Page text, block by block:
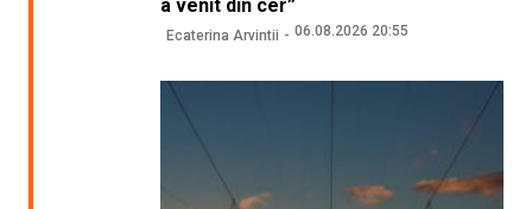
a venit din cer”
Ecaterina Arvintii 06.08.2026 20:55